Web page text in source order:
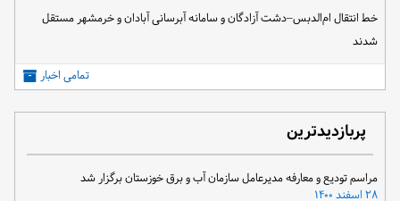
خط انتقال ام‌الدبس–دشت آزادگان و سامانه آبرسانی آبادان و خرمشهر مستقل
شدند
تمامی اخبار
پربازدیدترین
مراسم تودیع و معارفه مدیرعامل سازمان آب و برق خوزستان برگزار شد
۲۸ اسفند ۱۴۰۰